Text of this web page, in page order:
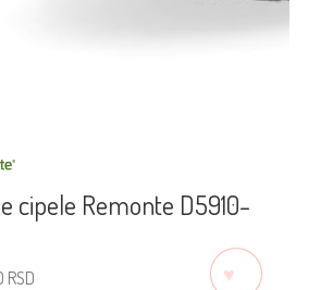
cipele Remonte D5910-
RSD